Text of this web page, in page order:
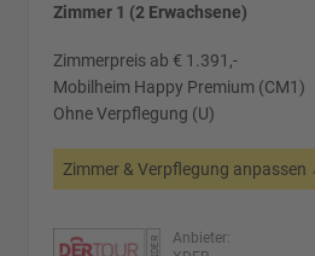
Zimmer 1 (2 Erwachsene)
Zimmerpreis ab € 1.391,-
Mobilheim Happy Premium (CM1)
Ohne Verpflegung (U)
Zimmer & Verpflegung anpassen
Anbieter: